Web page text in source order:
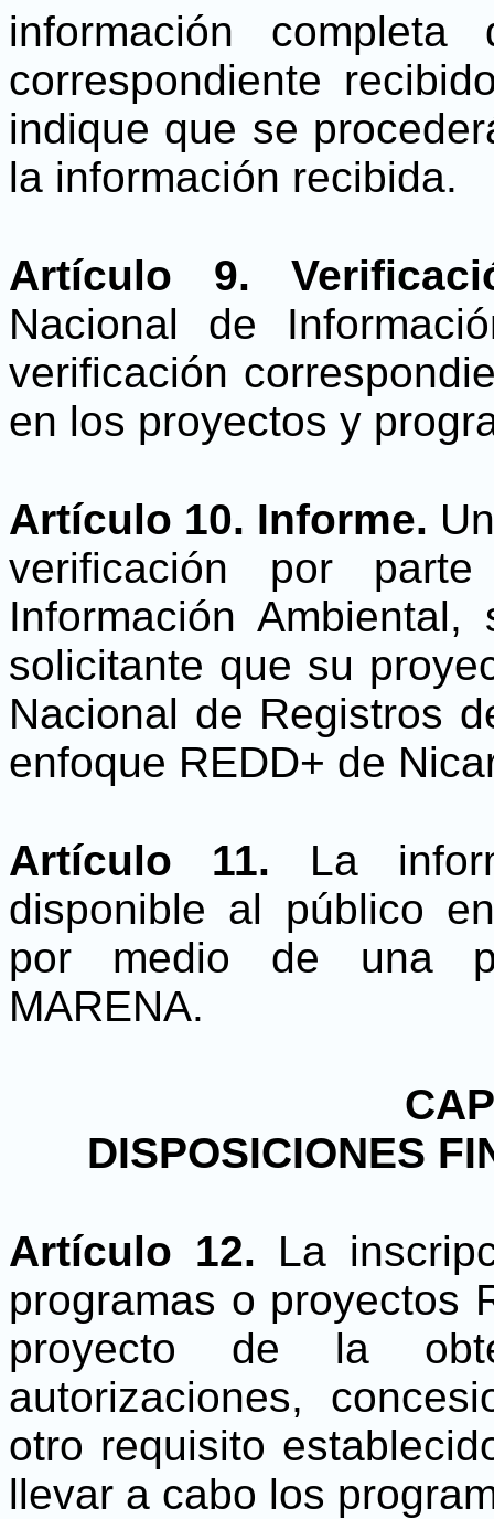
información
correspondiente
indique que se
la información recibida.
Artículo 9.
Nacional de
verificación
en los proyectos y
Artículo 10. Informe.
verificación por
Información
solicitante que su
Nacional de Registros
enfoque REDD+ de
Artículo 11. La
disponible al público
por medio de una
MARENA.
DISPOSICIONES
Artículo 12. La
programas o proyectos
proyecto de la
autorizaciones,
otro requisito
llevar a cabo los